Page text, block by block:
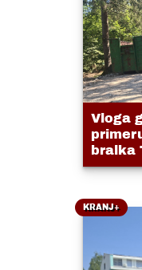
Vloga
bralka
KRANJ+